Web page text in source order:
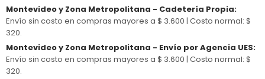
Montevideo y Zona Metropolitana - Cadetería Propia:
Envío sin costo en compras mayores a $ 3.600 | Costo normal: $
320.
Montevideo y Zona Metropolitana - Envío por Agencia UES:
Envío sin costo en compras mayores a $ 3.600 | Costo normal: $
320.